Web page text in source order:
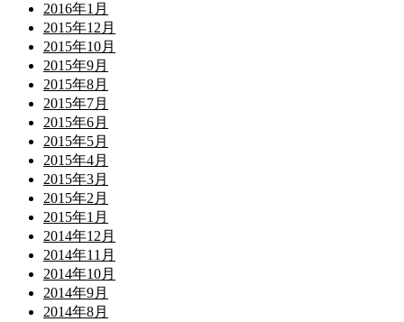
2016年1月
2015年12月
2015年10月
2015年9月
2015年8月
2015年7月
2015年6月
2015年5月
2015年4月
2015年3月
2015年2月
2015年1月
2014年12月
2014年11月
2014年10月
2014年9月
2014年8月